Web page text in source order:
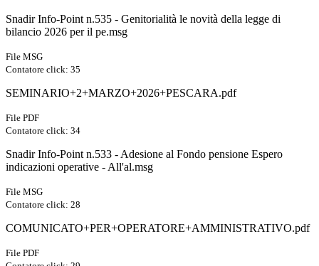
Snadir Info-Point n.535 - Genitorialità le novità della legge di
bilancio 2026 per il pe.msg
File MSG
Contatore click: 35
SEMINARIO+2+MARZO+2026+PESCARA.pdf
File PDF
Contatore click: 34
Snadir Info-Point n.533 - Adesione al Fondo pensione Espero
indicazioni operative - All'al.msg
File MSG
Contatore click: 28
COMUNICATO+PER+OPERATORE+AMMINISTRATIVO.pdf
File PDF